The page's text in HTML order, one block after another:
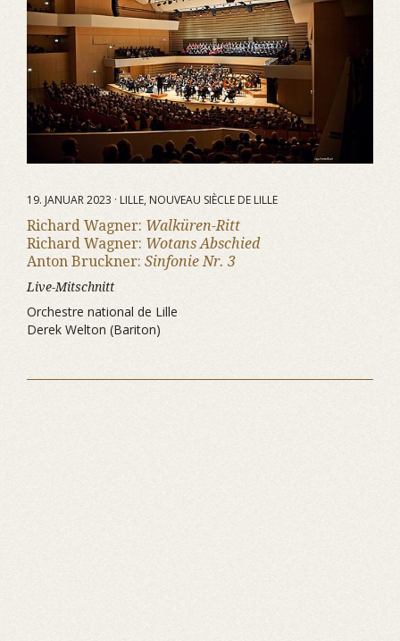
19. JANUAR 2023 · LILLE, NOUVEAU SIÈCLE DE LILLE
Richard Wagner: Walküren-Ritt
Richard Wagner: Wotans Abschied
Anton Bruckner: Sinfonie Nr. 3
Live-Mitschnitt
Orchestre national de Lille
Derek Welton (Bariton)